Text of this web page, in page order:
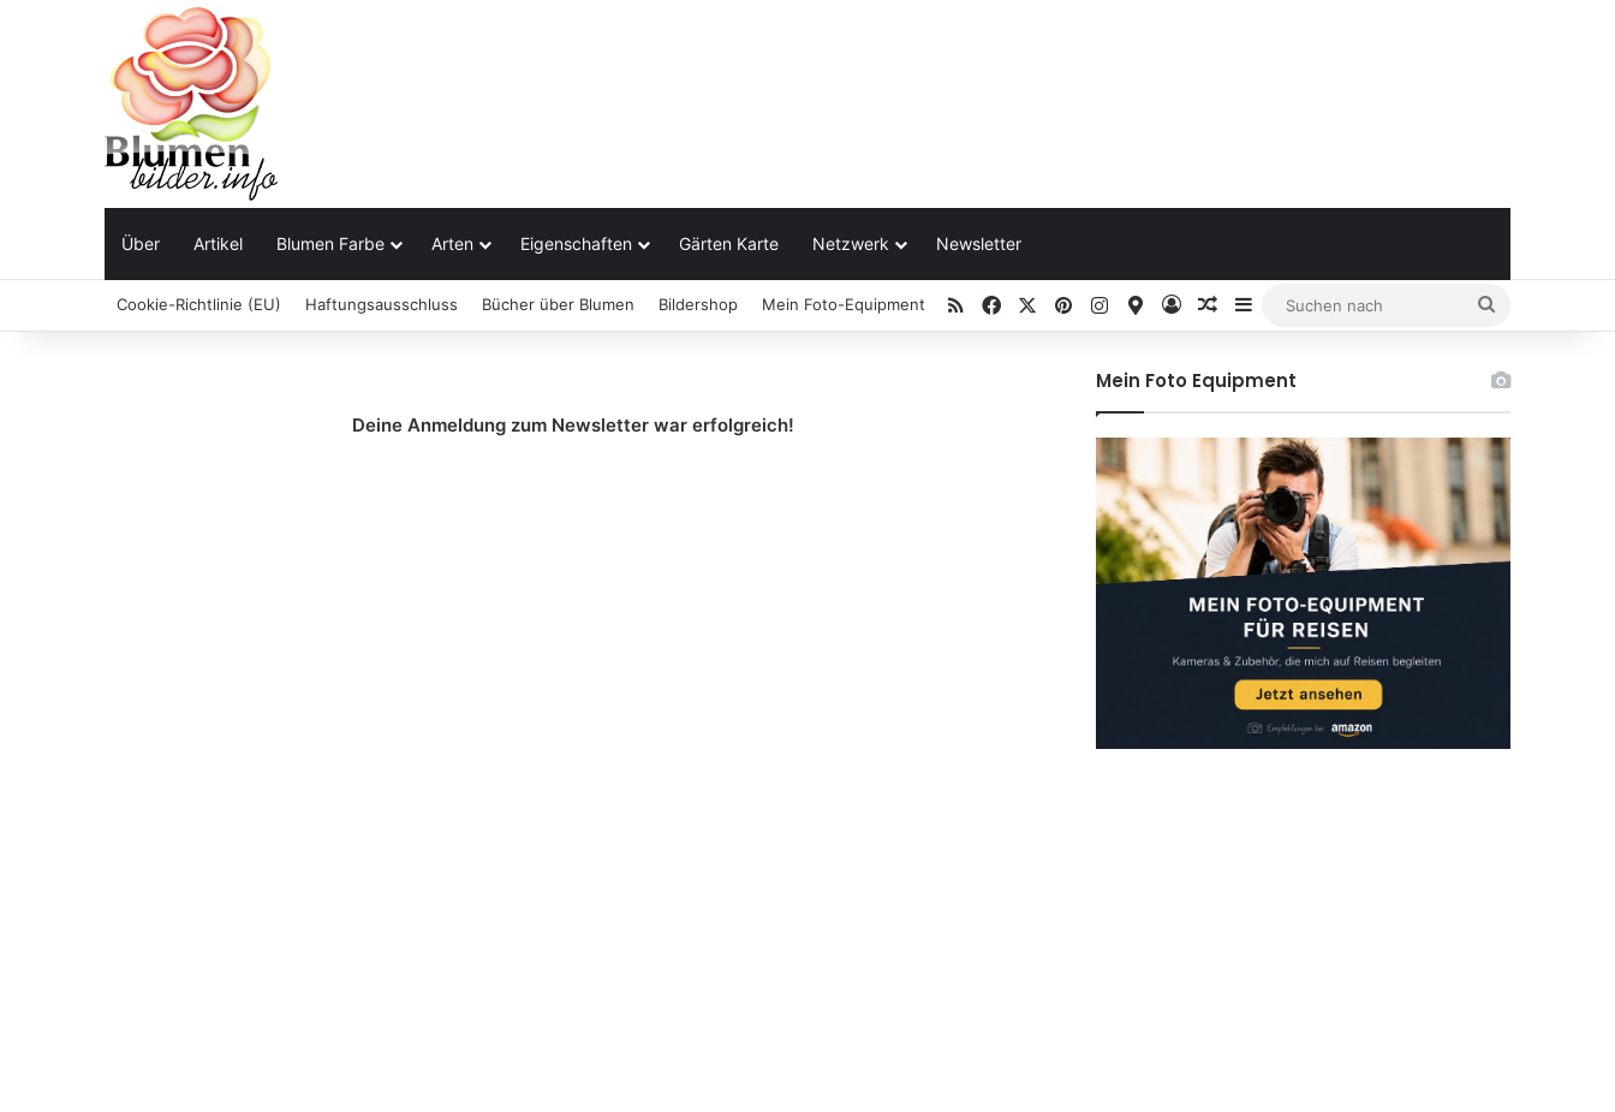
Über Artikel Blumen Farbe Arten Eigenschaften Gärten Karte Netzwerk Newsletter
Cookie-Richtlinie (EU) Haftungsausschluss Bücher über Blumen Bildershop Mein Foto-Equipment RSS Facebook PinterestInstagramGoogle Maps
AnmeldenZufälliger Artikel
Sidebar
Deine Anmeldung zum Newsletter war erfolgreich!
Mein Foto Equipment